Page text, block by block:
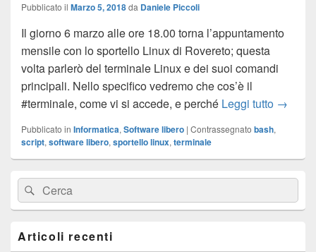
Pubblicato il Marzo 5, 2018da Daniele Piccoli
Il giorno 6 marzo alle ore 18.00 torna l’appuntamento
mensile con lo sportello Linux di Rovereto; questa
volta parlerò del terminale Linux e dei suoi comandi
principali. Nello specifico vedremo che cos’è il
#terminale, come vi si accede, e perché Leggi tutto Alla
→
Pubblicato in Informatica, Software libero | Contrassegnato bash,
script, software libero, sportello linux, terminale
Area
widget
barra
laterale
Cerca:Cerca
Articoli recenti